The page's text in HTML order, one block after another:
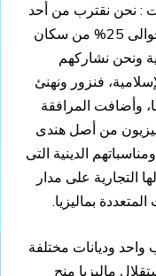
: نحن نقترب من أحد
الأعياد البوذية وهى الديانة التى يدين بها حوالى 25% من سكان
ونحن نشاركهم
فنزور ونهنئ
وأضافت المرافقة
من أصل هندى
الدينية التى
التجارية على مدار
بماليزيا.
واحد وديانات مختلفة
ماليزيا منح